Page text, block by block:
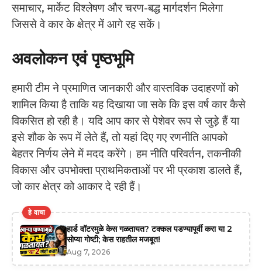
समाचार, मार्केट विश्लेषण और चरण-बद्ध मार्गदर्शन मिलेगा
जिससे वे कार के क्षेत्र में आगे रह सकें।
अवलोकन एवं पृष्ठभूमि
हमारी टीम ने प्रमाणित जानकारी और वास्तविक उदाहरणों को
शामिल किया है ताकि यह दिखाया जा सके कि इस वर्ष कार कैसे
विकसित हो रही है। यदि आप कार से पेशेवर रूप से जुड़े हैं या
इसे शौक के रूप में लेते हैं, तो यहां दिए गए रणनीति आपको
बेहतर निर्णय लेने में मदद करेंगे। हम नीति परिवर्तन, तकनीकी
विकास और उपभोक्ता प्राथमिकताओं पर भी प्रकाश डालते हैं,
जो कार क्षेत्र को आकार दे रही हैं।
हे वाचा
हार्ड वॉटरमुळे केस गळतायत? टक्कल पडण्यापूर्वी करा या 2
सोप्या गोष्टी; केस राहतील मजबूत!
Aug 7, 2026